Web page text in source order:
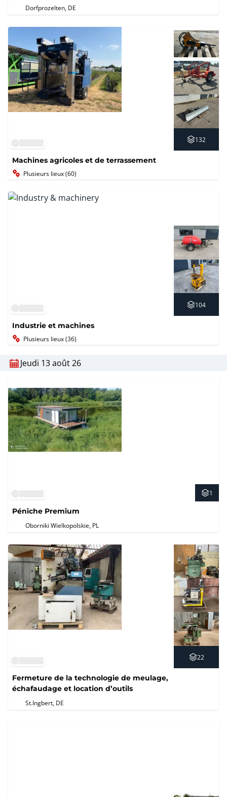
d’exploitation
Dorfprozelten, DE
132
Machines agricoles et de terrassement
Plusieurs lieux (60)
104
Industrie et machines
Plusieurs lieux (36)
Jeudi 13 août 26
1
Péniche Premium
Oborniki Wielkopolskie, PL
22
Fermeture de la technologie de meulage,
échafaudage et location d’outils
St.Ingbert, DE